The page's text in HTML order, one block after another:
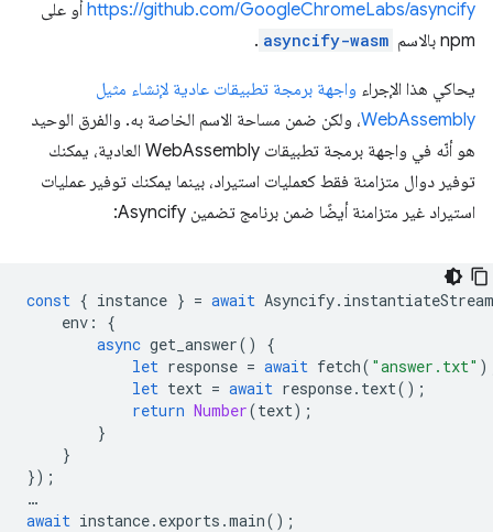
https://github.com/GoogleChromeLabs/asyncify أو على
npm بالاسم
asyncify-wasm
.
يحاكي هذا الإجراء واجهة برمجة تطبيقات عادية لإنشاء مثيل
WebAssembly، ولكن ضمن مساحة الاسم الخاصة به. والفرق الوحيد
هو أنّه في واجهة برمجة تطبيقات WebAssembly العادية، يمكنك
توفير دوال متزامنة فقط كعمليات استيراد، بينما يمكنك توفير عمليات
استيراد غير متزامنة أيضًا ضمن برنامج تضمين Asyncify:
const { instance } = await Asyncify.
env :
{
async get_answer()
{
let response = await fetch( "answer.txt"
let text = await response. text();
return Number(text);
}
}
});
…
await instance. exports .main();